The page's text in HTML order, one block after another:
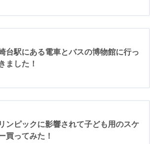
台駅にある電車とバスの博物館に行っ
ました！
ンピックに影響されて子ども用のスケ
買ってみた！